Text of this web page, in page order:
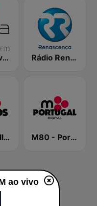
Rádio Nova Era Rádio Renascença
M80 - Ballads M80 - Portugal
ao vivo